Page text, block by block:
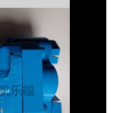
管式油冷却器